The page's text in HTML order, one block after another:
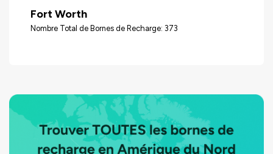
Fort Worth
Nombre Total de Bornes de Recharge: 373